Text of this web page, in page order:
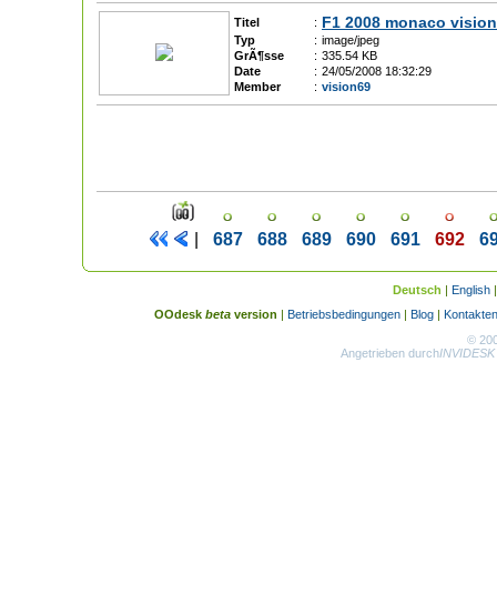
Titel : F1 2008 monaco
Typ : image/jpeg
GrÃ¶sse
: 335.54 KB
Date
: 24/05/2008 18:32:29
Member
: vision69
687 688 689 690 691 692
Deutsch | English
OOdesk beta version | Betriebsbedingungen | Blog |
©
Angetrieben durch